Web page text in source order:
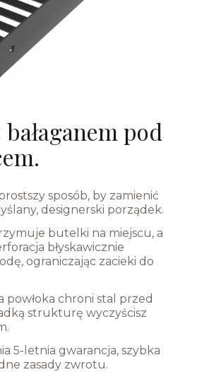
pod
sposób, by zamienić
designerski porządek.
butelki na miejscu, a
błyskawicznie
ograniczając zacieki do
powłoka chroni stal przed
strukturę wyczyścisz
5-letnia gwarancja, szybka
zasady zwrotu.